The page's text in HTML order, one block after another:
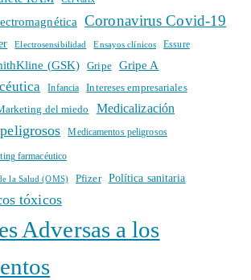
Coronavirus Covid-19
Electrosensibilidad Ensayos clínicos Essure
(GSK) Gripe Gripe A
Infancia
Intereses empresariales
del miedo Medicalización
Medicamentos peligrosos
farmacéutico
la Salud (OMS) Pfizer Política sanitaria
tóxicos
Adversas a los